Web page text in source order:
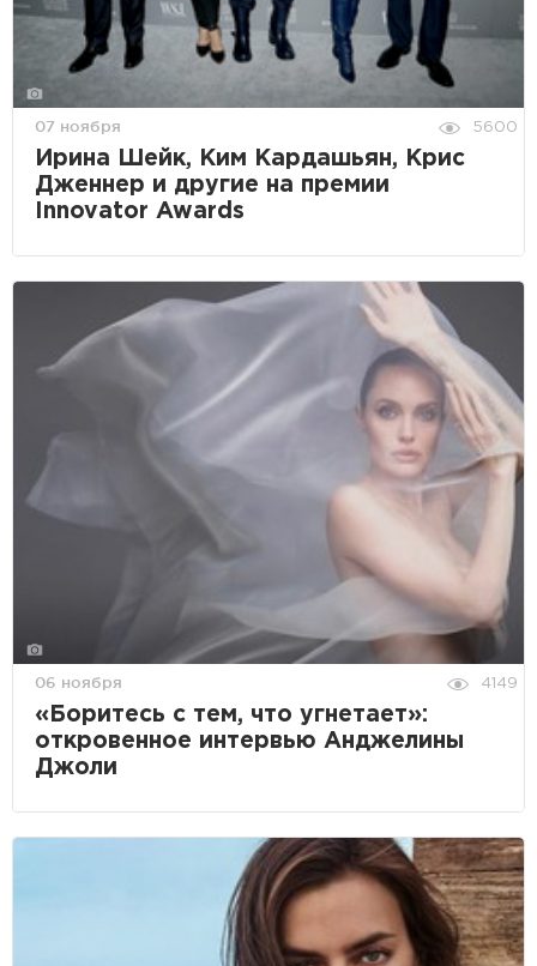
07 ноября 5600
Ирина Шейк, Ким Кардашьян, Крис
Дженнер и другие на премии
Innovator Awards
06 ноября 4149
«Боритесь с тем, что угнетает»:
откровенное интервью Анджелины
Джоли